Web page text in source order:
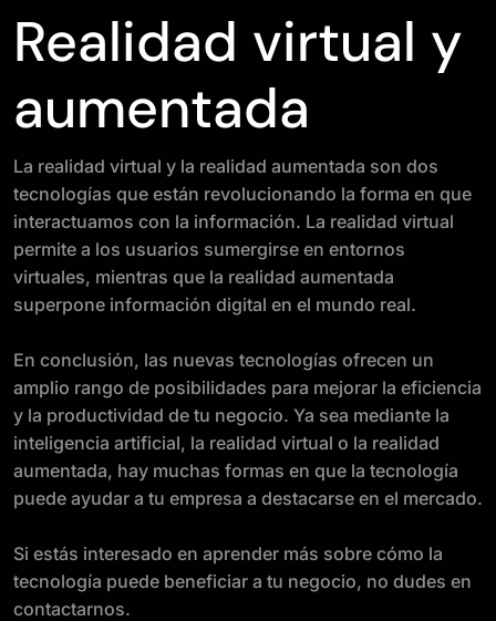
Realidad virtual y
aumentada
La realidad virtual y la realidad aumentada son dos
tecnologías que están revolucionando la forma en que
interactuamos con la información. La realidad virtual
permite a los usuarios sumergirse en entornos
virtuales, mientras que la realidad aumentada
superpone información digital en el mundo real.
En conclusión, las nuevas tecnologías ofrecen un
amplio rango de posibilidades para mejorar la eficiencia
y la productividad de tu negocio. Ya sea mediante la
inteligencia artificial, la realidad virtual o la realidad
aumentada, hay muchas formas en que la tecnología
puede ayudar a tu empresa a destacarse en el mercado.
Si estás interesado en aprender más sobre cómo la
tecnología puede beneficiar a tu negocio, no dudes en
contactarnos.